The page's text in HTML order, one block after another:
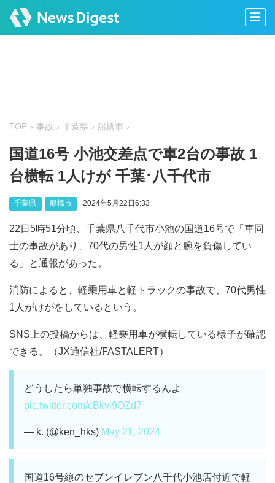
TOP 事故 千葉県 船橋市
国道16号 小池交差点で車2台の事故 1
台横転 1人けが 千葉･八千代市
千葉県 船橋市 2024年5月22日6:33
22日5時51分頃、千葉県八千代市小池の国道16号で「車同
士の事故があり、70代の男性1人が顔と腕を負傷してい
る」と通報があった。
消防によると、軽乗用車と軽トラックの事故で、70代男性
1人がけがをしているという。
SNS上の投稿からは、軽乗用車が横転している様子が確認
できる。（JX通信社/FASTALERT）
どうしたら単独事故で横転するんよ
pic.twitter.com/cBkvi9OZd7
— k. (@ken_hks) May 21, 2024
国道16号線のセブンイレブン八千代小池店付近で軽